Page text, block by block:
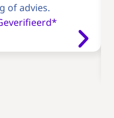
of advies.